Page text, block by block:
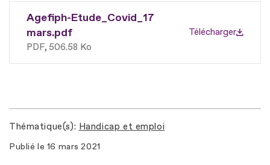
Agefiph-Etude_Covid_17
mars.pdf
PDF 506.58 Ko
Télécharger
Thématique(s) Handicap et emploi
Publié le 16 mars 2021